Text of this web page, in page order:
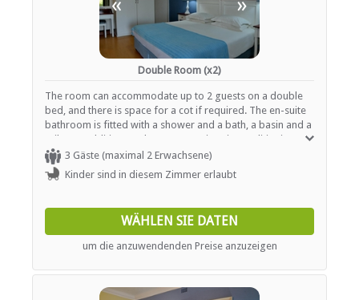
Bar (voll lizenziert)
Braai / Grill (BBQ)
Kostenloser Tee / Kaffee
Restaurant / Esszimmer
TRANSFERS
Double Room (x2)
The room can accommodate up to 2 guests on a double
bed, and there is space for a cot if required. The en-suite
bathroom is fitted with a shower and a bath, a basin and a
toilet. In addition, each room contains air-conditioning, a
TV with selected DStv channels and tea- and coffee-
making facilities.
3 Gäste (maximal 2 Erwachsene)
Kinder sind in diesem Zimmer erlaubt
WÄHLEN SIE DATEN
um die anzuwendenden Preise anzuzeigen